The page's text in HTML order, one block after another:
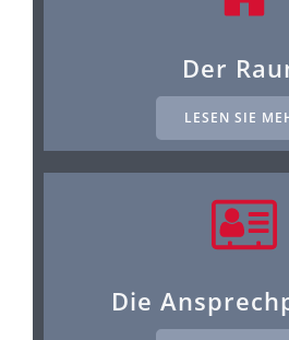
Der
LESEN SIE
Die